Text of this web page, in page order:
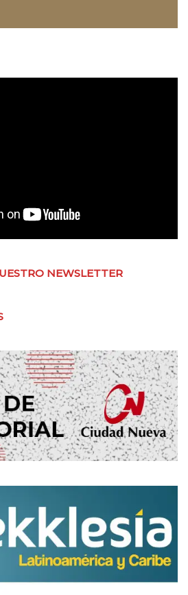
NEWSLETTER